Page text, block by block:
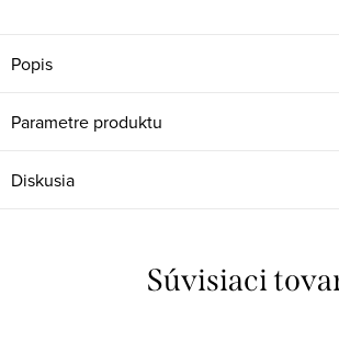
Popis
Parametre produktu
Diskusia
Súvisiaci